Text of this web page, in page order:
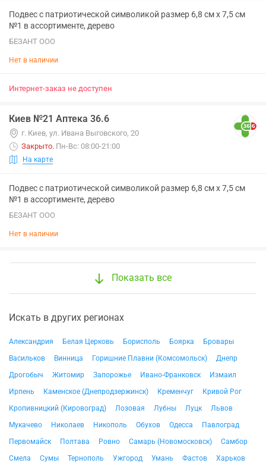
Подвес с патриотической символикой размер 6,8 см х 7,5 см
№1 в ассортименте, дерево
БЕЗАНТ ООО
Нет в наличии
Интернет-заказ не доступен
Киев №21 Аптека 36.6
г. Киев, ул. Ивана Выговского, 20
Закрыто. Пн-Вс: 08:00-21:00
На карте
Подвес с патриотической символикой размер 6,8 см х 7,5 см
№1 в ассортименте, дерево
БЕЗАНТ ООО
Нет в наличии
Показать все
Искать в других регионах
Александрия Белая Церковь Борисполь Боярка
Бровары
Васильков
Винница Горишние Плавни (Комсомольск)
Днепр
Дрогобыч
Житомир Запорожье Ивано-Франковск
Измаил
Ирпень
Каменское (Днепродзержинск) Кременчуг
Кривой Рог
Кропивницкий (Кировоград)
Лозовая Лубны Луцк
Львов
Мукачево
Николаев Никополь Обухов Одесса
Павлоград
Первомайск
Полтава Ровно Самарь (Новомосковск)
Самбор
Смела
Сумы Тернополь Ужгород Умань Фастов
Харьков